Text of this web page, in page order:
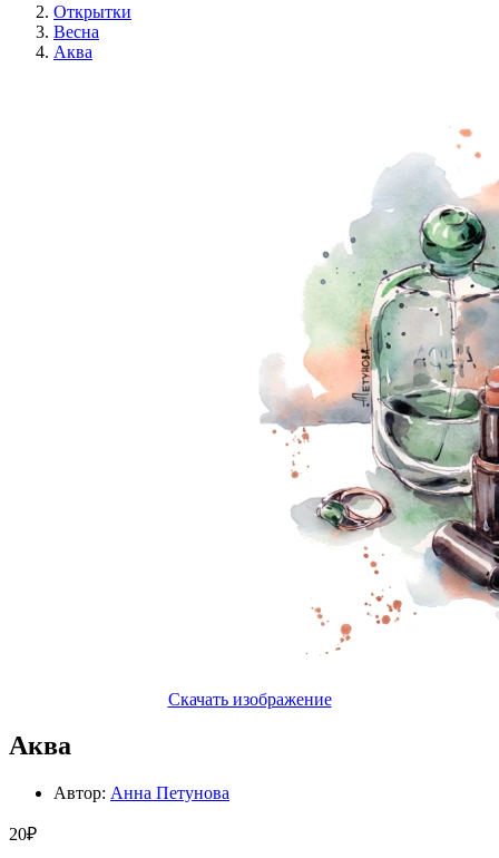
Открытки
Весна
Аква
Скачать изображение
Аква
Автор: Анна Петунова
20₽